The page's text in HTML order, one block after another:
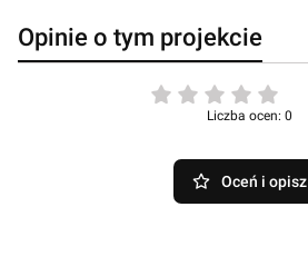
Opinie o tym projekcie
Liczba ocen: 0
Oceń i opisz